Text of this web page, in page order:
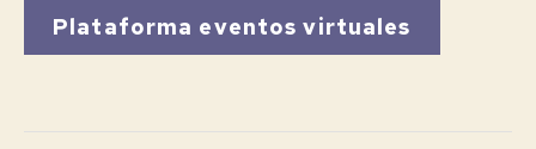
Plataforma eventos virtuales